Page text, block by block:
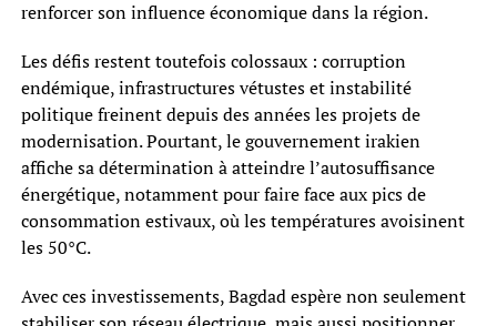
renforcer son influence économique dans la région.
Les défis restent toutefois colossaux : corruption
endémique, infrastructures vétustes et instabilité
politique freinent depuis des années les projets de
modernisation. Pourtant, le gouvernement irakien
affiche sa détermination à atteindre l’autosuffisance
énergétique, notamment pour faire face aux pics de
consommation estivaux, où les températures avoisinent
les 50°C.
Avec ces investissements, Bagdad espère non seulement